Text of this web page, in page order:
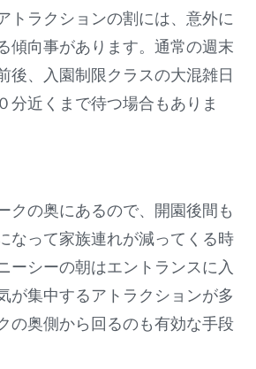
トラクションの割には、意外に
傾向事があります。通常の週末
後、入園制限クラスの大混雑日
分近くまで待つ場合もありま
クの奥にあるので、開園後間も
なって家族連れが減ってくる時
ーシーの朝はエントランスに入
が集中するアトラクションが多
の奥側から回るのも有効な手段